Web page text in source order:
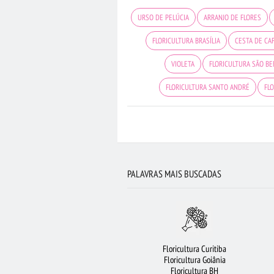
URSO DE PELÚCIA ARRANJO DE FLORES
FLORICULTURA BRASÍLIA CESTA DE
VIOLETA FLORICULTURA SÃO
FLORICULTURA SANTO ANDRÉ
FLORES COLORIDAS
BUQUÊ DE 20 ROSAS VERMELHAS
FLORICULTURA CURITIBA
PALAVRAS MAIS BUSCADAS
Floricultura Curitiba
Floricultura Goiânia
Floricultura BH